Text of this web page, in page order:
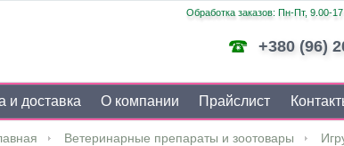
Обработка заказов: Пн-Пт, 9.00-
+380 (96)
и доставка О компании Прайслист
Ветеринарные препараты и зоотовары